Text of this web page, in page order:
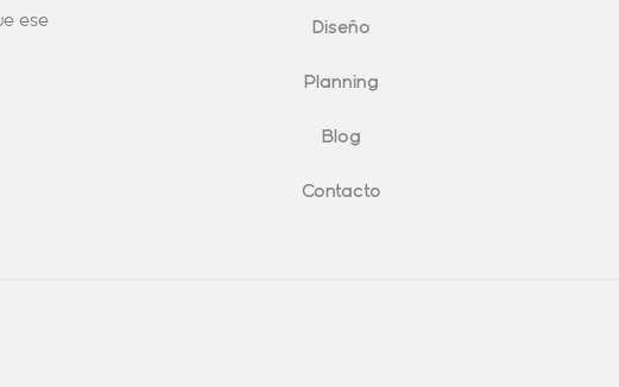
ese
Diseño
Planning
Blog
Contacto